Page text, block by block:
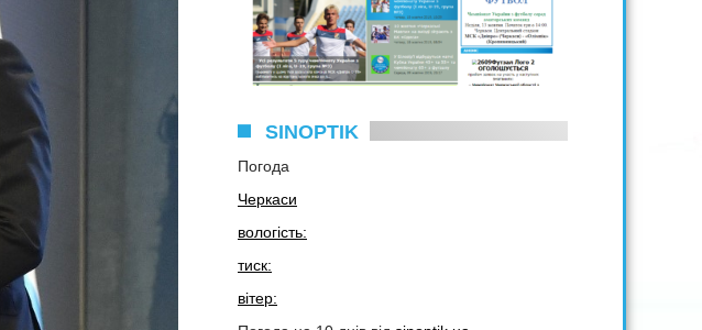
SINOPTIK
Погода
Черкаси
вологість:
тиск:
вітер: